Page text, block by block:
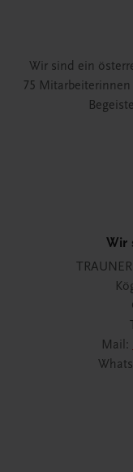
Wir sind ein
75
Wir
Mail: